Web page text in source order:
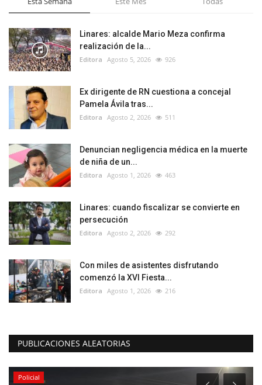
Linares: alcalde Mario Meza confirma
realización de la...
Editora Agosto 5, 2026 926
Ex dirigente de RN cuestiona a concejal
Pamela Ávila tras...
Editora Agosto 2, 2026 511
Denuncian negligencia médica en la muerte
de niña de un...
Editora Agosto 1, 2026 463
Linares: cuando fiscalizar se convierte en
persecución
Editora Agosto 2, 2026 292
Con miles de asistentes disfrutando
comenzó la XVI Fiesta...
Editora Agosto 1, 2026 216
PUBLICACIONES ALEATORIAS
Policial